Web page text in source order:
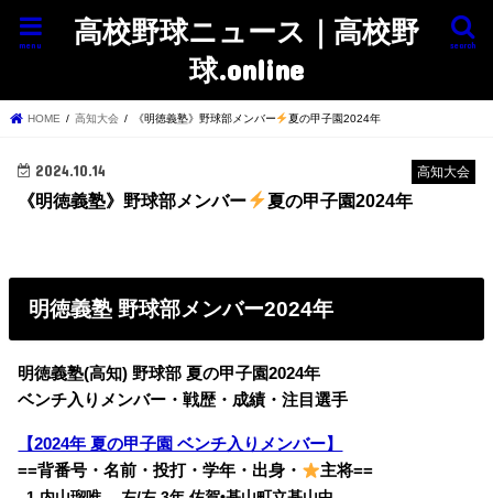
高校野球ニュース｜高校野
球.online
search
menu
HOME 高知大会 《明徳義塾》野球部メンバー 夏の甲子園2024年
高知大会
2024.10.14
《明徳義塾》野球部メンバー 夏の甲子園2024年
明徳義塾 野球部メンバー2024年
明徳義塾(高知) 野球部 夏の甲子園2024年
ベンチ入りメンバー・戦歴・成績・注目選手
【2024年 夏の甲子園 ベンチ入りメンバー】
==背番号・名前・投打・学年・出身・
主将==